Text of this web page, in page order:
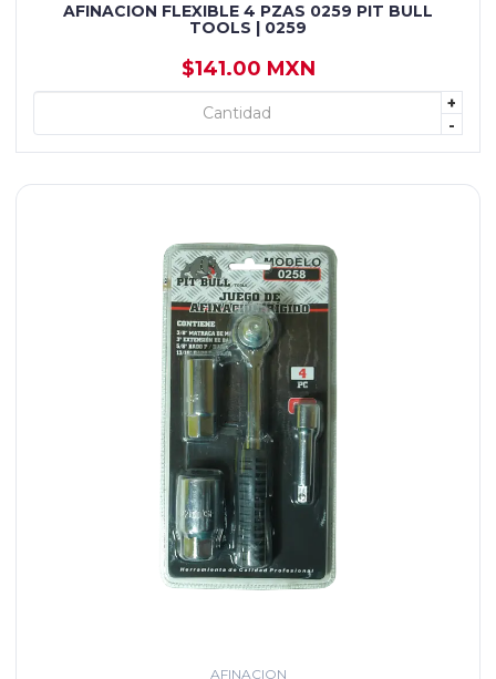
AFINACION FLEXIBLE 4 PZAS 0259 PIT BULL
TOOLS | 0259
$141.00 MXN
+
-
+ AGREGAR
AFINACION